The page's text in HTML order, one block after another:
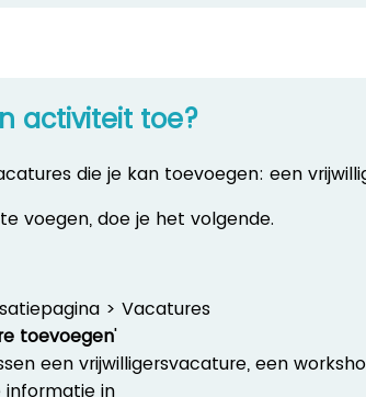
activiteit toe?
die je kan toevoegen: een
voegen, doe je het volgende.
> Vacatures
toevoegen'
een vrijwilligersvacature, een
informatie in